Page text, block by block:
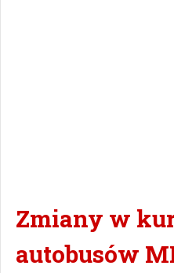
Zmiany w
autobusów